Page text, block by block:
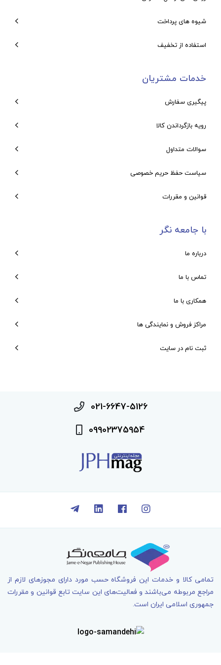
شیوه های پرداخت
استفاده از تخفیف
خدمات مشتریان
پیگیری سفارش
رویه بازگرداندن کالا
سوالات متداول
سیاست حفظ حریم خصوصی
قوانین و مقررات
با جامعه نگر
درباره ما
تماس با ما
همکاری با ما
مراکز فروش و نمایندگی ها
ثبت نام در سایت
021-6647-5126
09902375954
تمامی کالا و خدمات اين فروشگاه حسب مورد دارای مجوزهای لازم از
مراجع مربوطه می‌باشند و فعاليت‌های اين سايت تابع قوانين و مقررات
جمهوری اسلامی ايران است.